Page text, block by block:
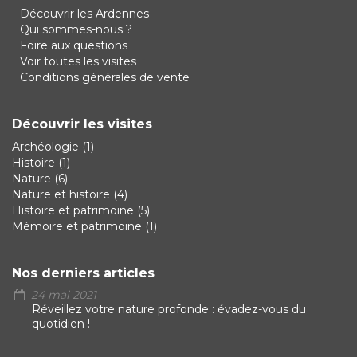
Découvrir les Ardennes
Qui sommes-nous ?
Foire aux questions
Voir toutes les visites
Conditions générales de vente
Découvrir les visites
Archéologie (1)
Histoire (1)
Nature (6)
Nature et histoire (4)
Histoire et patrimoine (5)
Mémoire et patrimoine (1)
Nos derniers articles
24 mai 2021
Réveillez votre nature profonde : évadez-vous du
quotidien !